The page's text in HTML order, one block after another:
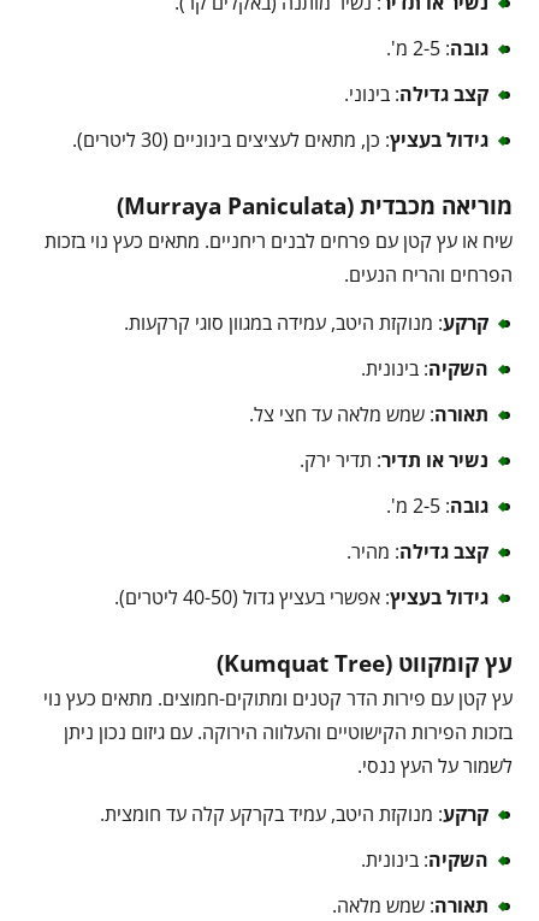
גובה: 2-5 מ'.
קצב גדילה: בינוני.
גידול בעציץ: כן, מתאים לעציצים בינוניים (30 ליטרים).
מוריאה מכבדית (Murraya Paniculata)
שיח או עץ קטן עם פרחים לבנים ריחניים. מתאים כעץ נוי בזכות
הפרחים והריח הנעים.
קרקע: מנוקזת היטב, עמידה במגוון סוגי קרקעות.
השקיה: בינונית.
תאורה: שמש מלאה עד חצי צל.
נשיר או תדיר: תדיר ירק.
גובה: 2-5 מ'.
קצב גדילה: מהיר.
גידול בעציץ: אפשרי בעציץ גדול (40-50 ליטרים).
עץ קומקווט (Kumquat Tree)
עץ קטן עם פירות הדר קטנים ומתוקים-חמוצים. מתאים כעץ נוי
בזכות הפירות הקישוטיים והעלווה הירוקה. עם גיזום נכון ניתן
לשמור על העץ ננסי.
קרקע: מנוקזת היטב, עמיד בקרקע קלה עד חומצית.
השקיה: בינונית.
תאורה: שמש מלאה.